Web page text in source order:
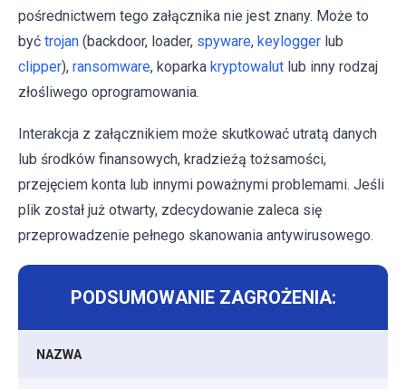
pośrednictwem tego załącznika nie jest znany. Może to
być trojan (backdoor, loader, spyware, keylogger lub
clipper), ransomware, koparka kryptowalut lub inny rodzaj
złośliwego oprogramowania.
Interakcja z załącznikiem może skutkować utratą danych
lub środków finansowych, kradzieżą tożsamości,
przejęciem konta lub innymi poważnymi problemami. Jeśli
plik został już otwarty, zdecydowanie zaleca się
przeprowadzenie pełnego skanowania antywirusowego.
PODSUMOWANIE ZAGROŻENIA:
NAZWA